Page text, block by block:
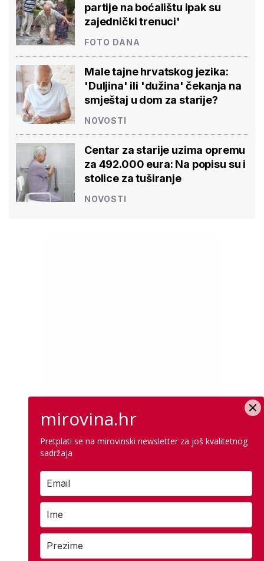
partije na boćalištu ipak su
zajednički trenuci'
FOTO DANA
Male tajne hrvatskog jezika:
'Duljina' ili 'dužina' čekanja na
smještaj u dom za starije?
NOVOSTI
Centar za starije uzima opremu
za 492.000 eura: Na popisu su i
stolice za tuširanje
NOVOSTI
mirovina.hr
Pretplati se na mirovinski newsletter za još kvalitetnog
sadržaja